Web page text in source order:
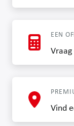
EEN
Vind